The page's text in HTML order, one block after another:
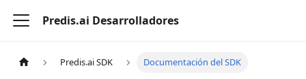
Predis.ai Desarrolladores
Predis.ai SDK Documentación del SDK